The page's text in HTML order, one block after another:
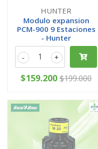
HUNTER
Modulo expansion
PCM-900 9 Estaciones
- Hunter
+
-
$159.200 $199.000